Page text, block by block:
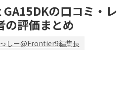
の口コミ・レ
の評価まとめ
しー@Frontier9編集長